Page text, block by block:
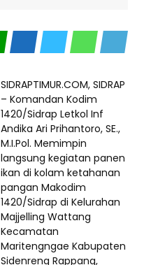
SIDRAPTIMUR.COM, SIDRAP
– Komandan Kodim
1420/Sidrap Letkol Inf
Andika Ari Prihantoro, SE.,
M.I.Pol. Memimpin
langsung kegiatan panen
ikan di kolam ketahanan
pangan Makodim
1420/Sidrap di Kelurahan
Majjelling Wattang
Kecamatan
Maritengngae Kabupaten
Sidenreng Rappang,